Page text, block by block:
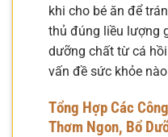
khi cho bé ăn để
thủ đúng liều lượng
dưỡng chất từ cá
vấn đề sức khỏe
Tổng Hợp Các
Thơm Ngon, Bổ